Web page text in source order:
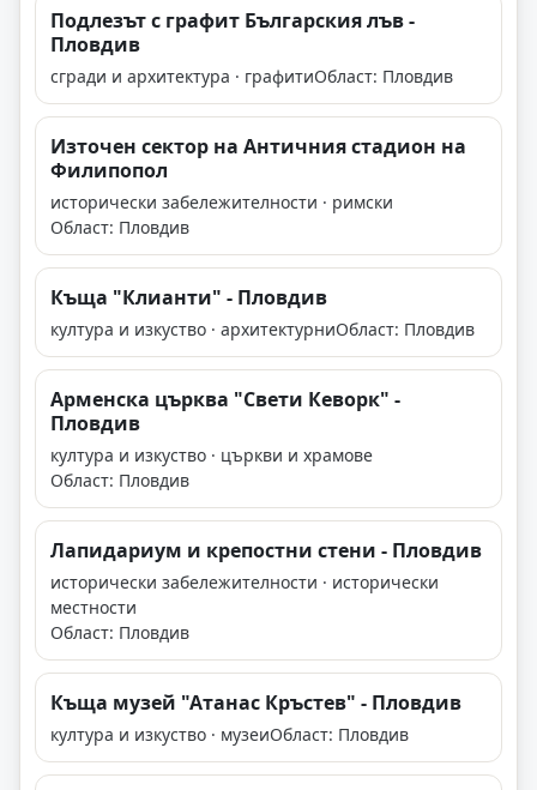
Подлезът с графит Българския лъв -
Пловдив
сгради и архитектура · графитиОбласт: Пловдив
Източен сектор на Античния стадион на
Филипопол
исторически забележителности · римски
Област: Пловдив
Къща "Клианти" - Пловдив
култура и изкуство · архитектурниОбласт: Пловдив
Арменска църква "Свети Кеворк" -
Пловдив
култура и изкуство · църкви и храмове
Област: Пловдив
Лапидариум и крепостни стени - Пловдив
исторически забележителности · исторически
местности
Област: Пловдив
Къща музей "Атанас Кръстев" - Пловдив
култура и изкуство · музеиОбласт: Пловдив